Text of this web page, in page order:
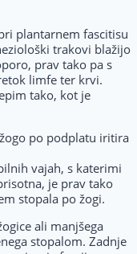
plantarnem fascitisu
trakovi blažijo
prav tako pa s
limfe ter krvi.
tako, kot je
po podplatu iritira
vajah, s katerimi
je prav tako
stopala po žogi.
ali manjšega
stopalom. Zadnje